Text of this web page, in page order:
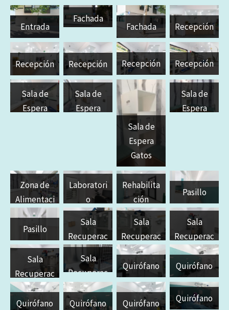
Entrada
Fachada
Fachada Recepción
Recepción Recepción Recepción Recepción
Sala de
Espera
Sala de
Espera
Sala de
Espera
Gatos
Sala de
Espera
Zona de
Alimentaci
ón
Laboratori
o
Rehabilita
ción
Pasillo
Pasillo
Sala
Recuperac
ión Perros
Sala
Recuperac
ión Perros
Sala
Recuperac
ión Gatos
Sala
Recuperac
ión Gatos
Sala
Recuperac
ión Gatos
Quirófano Quirófano
Quirófano Quirófano Quirófano Quirófano